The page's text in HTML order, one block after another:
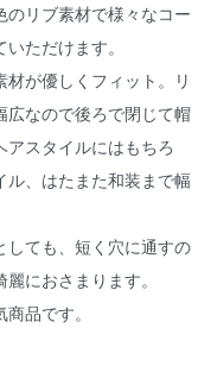
リブ素材で様々なコー
ただけます。
が優しくフィット。リ
広なので後ろで閉じて帽
スタイルにはもちろ
ル、はたまた和装まで幅
しても、短く穴に通すの
におさまります。
品です。